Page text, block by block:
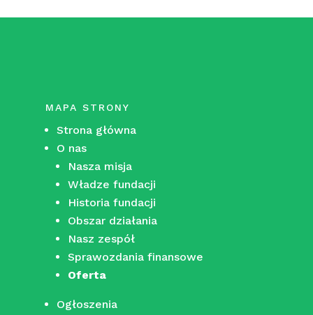
MAPA STRONY
Strona główna
O nas
Nasza misja
Władze fundacji
Historia fundacji
Obszar działania
Nasz zespół
Sprawozdania finansowe
Oferta
Ogłoszenia